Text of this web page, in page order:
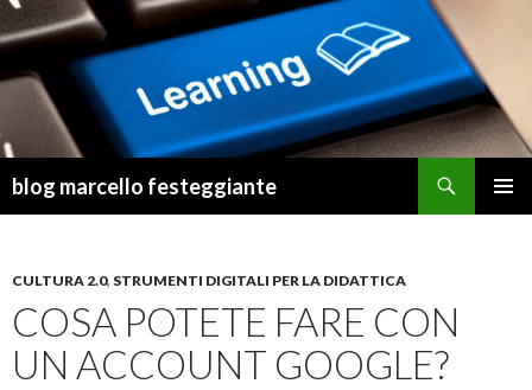
blog marcello festeggiante
CULTURA 2.0, STRUMENTI DIGITALI PER LA DIDATTICA
COSA POTETE FARE CON
UN ACCOUNT GOOGLE?